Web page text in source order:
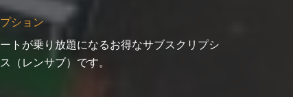
ション
トが乗り放題になるお得なサブスクリプシ
（レンサブ）です。